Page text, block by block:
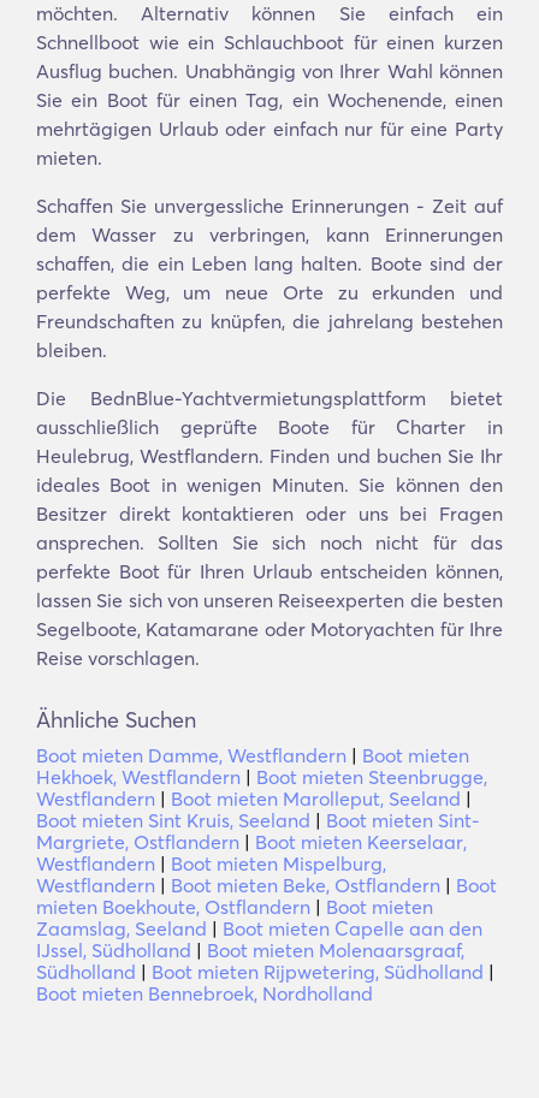
möchten. Alternativ können Sie einfach ein
Schnellboot wie ein Schlauchboot für einen kurzen
Ausflug buchen. Unabhängig von Ihrer Wahl können
Sie ein Boot für einen Tag, ein Wochenende, einen
mehrtägigen Urlaub oder einfach nur für eine Party
mieten.
Schaffen Sie unvergessliche Erinnerungen - Zeit auf
dem Wasser zu verbringen, kann Erinnerungen
schaffen, die ein Leben lang halten. Boote sind der
perfekte Weg, um neue Orte zu erkunden und
Freundschaften zu knüpfen, die jahrelang bestehen
bleiben.
Die BednBlue-Yachtvermietungsplattform bietet
ausschließlich geprüfte Boote für Charter in
Heulebrug, Westflandern. Finden und buchen Sie Ihr
ideales Boot in wenigen Minuten. Sie können den
Besitzer direkt kontaktieren oder uns bei Fragen
ansprechen. Sollten Sie sich noch nicht für das
perfekte Boot für Ihren Urlaub entscheiden können,
lassen Sie sich von unseren Reiseexperten die besten
Segelboote, Katamarane oder Motoryachten für Ihre
Reise vorschlagen.
Ähnliche Suchen
Boot mieten Damme, Westflandern | Boot mieten
Hekhoek, Westflandern | Boot mieten Steenbrugge,
Westflandern | Boot mieten Marolleput, Seeland |
Boot mieten Sint Kruis, Seeland | Boot mieten Sint-
Margriete, Ostflandern | Boot mieten Keerselaar,
Westflandern | Boot mieten Mispelburg,
Westflandern | Boot mieten Beke, Ostflandern | Boot
mieten Boekhoute, Ostflandern | Boot mieten
Zaamslag, Seeland | Boot mieten Capelle aan den
IJssel, Südholland | Boot mieten Molenaarsgraaf,
Südholland | Boot mieten Rijpwetering, Südholland |
Boot mieten Bennebroek, Nordholland